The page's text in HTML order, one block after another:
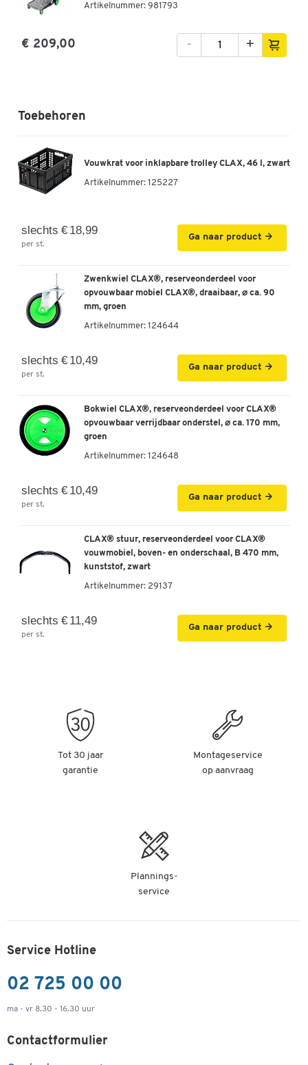
Artikelnummer: 981793
€ 209,00 +
-
Toebehoren
Vouwkrat voor inklapbare trolley CLAX, 46 l, zwart
Artikelnummer: 125227
slechts € 18,99
per st.
Ga naar product
Zwenkwiel CLAX®, reserveonderdeel voor
opvouwbaar mobiel CLAX®, draaibaar, ⌀ ca. 90
mm, groen
Artikelnummer: 124644
slechts € 10,49
per st.
Ga naar product
Bokwiel CLAX®, reserveonderdeel voor CLAX®
opvouwbaar verrijdbaar onderstel, ⌀ ca. 170 mm,
groen
Artikelnummer: 124648
slechts € 10,49
per st.
Ga naar product
CLAX® stuur, reserveonderdeel voor CLAX®
vouwmobiel, boven- en onderschaal, B 470 mm,
kunststof, zwart
Artikelnummer: 29137
slechts € 11,49
per st.
Ga naar product
Tot 30 jaar
garantie
Montageservice
op aanvraag
Plannings-
service
Service Hotline
02 725 00 00
ma - vr 8.30 - 16.30 uur
Contactformulier